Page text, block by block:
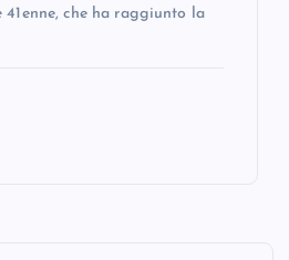
41enne, che ha raggiunto la